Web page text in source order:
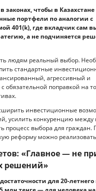
чтобы в Казахстане
портфели по аналогии с
401(k), где вкладчик сам
а не подчиняется
людям реальный выбор.
стандартные
агрессивный и
обязательной поправкой на
инвестиционные
усилить конкуренцию
процесс выбора для
реформу можно
«Главное — не
решений»
для 20-